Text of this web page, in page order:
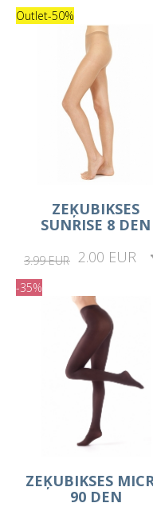
Outlet-50%
ZEĶUBIKSES
SUNRISE 8 DEN
3.99 EUR 2.00 EUR
-35%
ZEĶUBIKSES
90 DEN